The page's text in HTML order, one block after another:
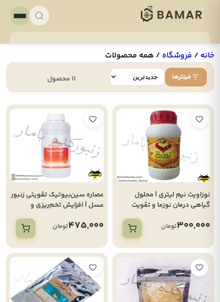
خانه/ فروشگاه/ همه محصولات
فیلترها 11 محصول
نوزاویت نیم لیتری | محلول
گیاهی درمان نوزما و تقویت
300,000تومان
عصاره سین‌بیوتیک تقویتی زنبور
عسل | افزایش تخم‌ریزی و
475,000تومان